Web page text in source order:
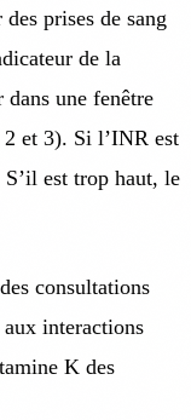
prises de sang
de la
une fenêtre
2 et 3). Si l’INR est
est trop haut, le
consultations
interactions
K des